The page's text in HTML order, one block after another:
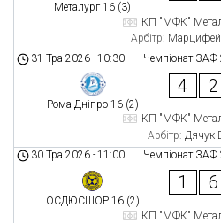
Металург 16 (3)
КП "МФК"
Арбітр:
Чемпіонат ЗАФ
31 Тра 2026 -10:30
Рома-Дніпро 16 (2)
4 2
КП "МФК"
Арбітр: Дячук
Чемпіонат ЗАФ
30 Тра 2026 -11:00
ОСДЮСШОР 16 (2)
1 6
КП "МФК"